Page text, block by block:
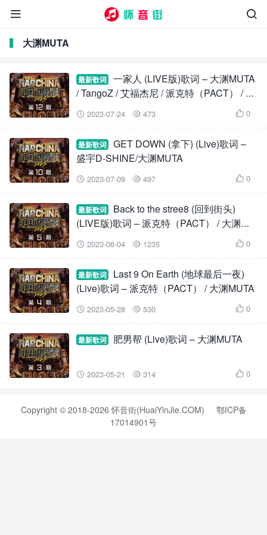


大渊MUTA
最新歌词
一家人 (LIVE版)歌词 – 大渊MUTA
/ TangoZ / 艾福杰尼 / 派克特（PACT） / 盛
宇D-SHINE
 2023-07-24  473  0
最新歌词
GET DOWN (拿下) (Live)歌词 –
盛宇D-SHINE/大渊MUTA
 2023-07-09  497  0
最新歌词
Back to the stree8 (回到街头)
(LIVE版)歌词 – 派克特（PACT） / 大渊
MUTA / 艾福杰尼
 2023-06-04  1235  0
最新歌词
Last 9 On Earth (地球最后一夜)
(Live)歌词 – 派克特（PACT） / 大渊MUTA
 2023-05-28  530  0
最新歌词 肥男帮 (Live)歌词 – 大渊MUTA
 2023-05-21  314  0
Copyright © 2018-2026 怀音街(HuaiYinJie.COM)
鄂ICP备
17014901号